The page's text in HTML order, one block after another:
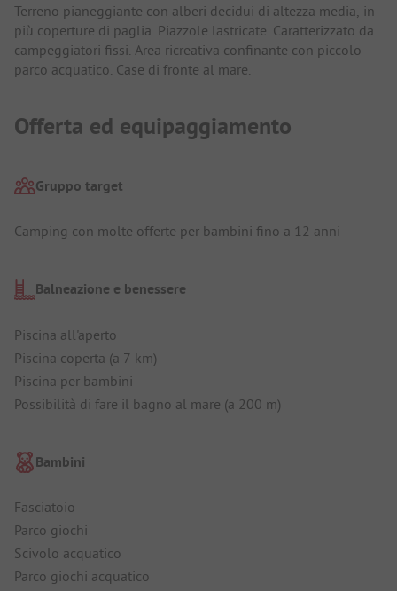
Terreno pianeggiante con alberi decidui di altezza media, in
più coperture di paglia. Piazzole lastricate. Caratterizzato da
campeggiatori fissi. Area ricreativa confinante con piccolo
parco acquatico. Case di fronte al mare.
Offerta ed equipaggiamento
Gruppo target
Camping con molte offerte per bambini fino a 12 anni
Balneazione e benessere
Piscina all'aperto
Piscina coperta (a 7 km)
Piscina per bambini
Possibilità di fare il bagno al mare (a 200 m)
Bambini
Fasciatoio
Parco giochi
Scivolo acquatico
Parco giochi acquatico